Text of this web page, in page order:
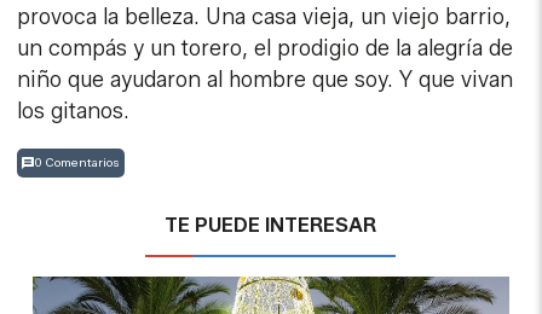
provoca la belleza. Una casa vieja, un viejo barrio,
un compás y un torero, el prodigio de la alegría de
niño que ayudaron al hombre que soy. Y que vivan
los gitanos.
0 Comentarios
TE PUEDE INTERESAR